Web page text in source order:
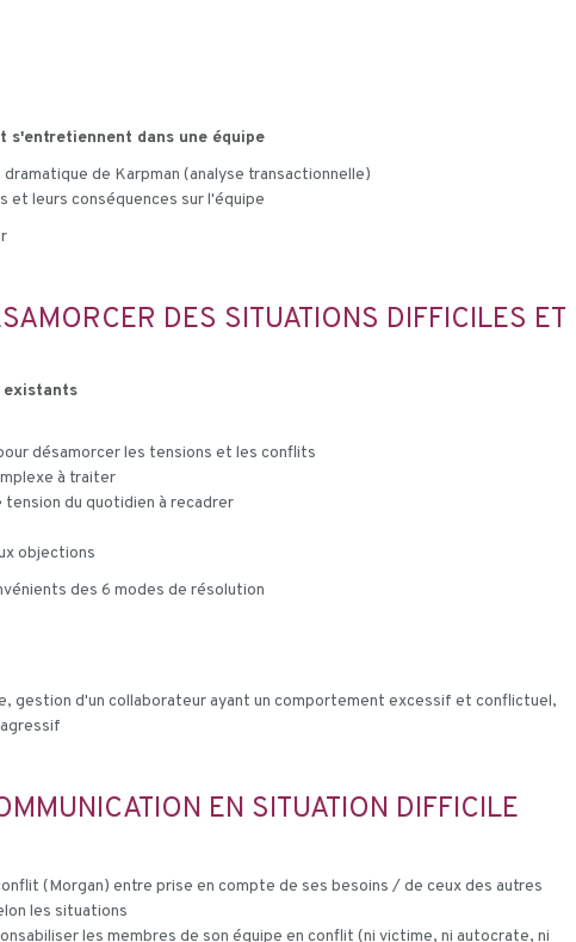
dans une équipe
de Karpman (analyse transactionnelle)
et leurs conséquences sur l'équipe
DES SITUATIONS DIFFICILES ET
existants
désamorcer les tensions et les conflits
à traiter
du quotidien à recadrer
objections
des 6 modes de résolution
gestion d'un collaborateur ayant un comportement excessif et conflictuel,
EN SITUATION DIFFICILE
(Morgan) entre prise en compte de ses besoins / de ceux des autres
les situations
les membres de son équipe en conflit (ni victime, ni autocrate, ni